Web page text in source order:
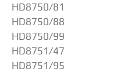
HD8750/81
HD8750/88
HD8750/99
HD8751/47
HD8751/95